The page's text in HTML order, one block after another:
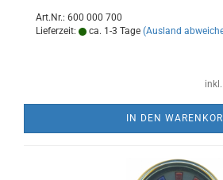
Art.Nr.: 600 000 700
Lieferzeit:
ca. 1-3 Tage (Ausland
IN DEN